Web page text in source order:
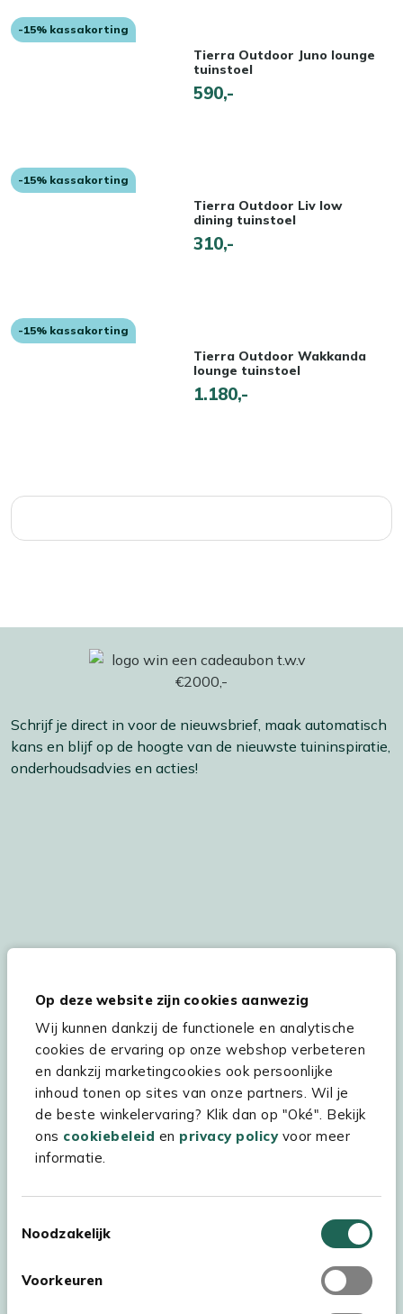
Op deze website zijn cookies aanwezig
Wij kunnen dankzij de functionele en analytische
cookies de ervaring op onze webshop verbeteren
en dankzij marketingcookies ook persoonlijke
inhoud tonen op sites van onze partners. Wil je
de beste winkelervaring? Klik dan op "Oké". Bekijk
ons cookiebeleid en privacy policyvoor meer
informatie.
Noodzakelijk
Voorkeuren
-15% kassakorting
Tierra Outdoor Juno lounge
tuinstoel
590,-
-15% kassakorting
Tierra Outdoor Liv low
dining tuinstoel
310,-
-15% kassakorting
Tierra Outdoor Wakkanda
lounge tuinstoel
1.180,-
Schrijf je direct in voor de nieuwsbrief, maak automatisch
kans en blijf op de hoogte van de nieuwste tuininspiratie,
onderhoudsadvies en acties!
Hulp & service
Assortiment
Kees Smit Tuinmeubelen